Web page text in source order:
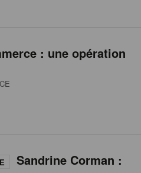
: une opération
Sandrine Corman :